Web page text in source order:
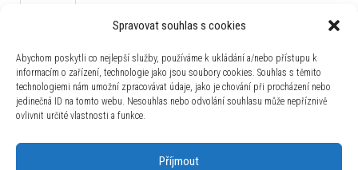
Spravovat souhlas s cookies
Abychom poskytli co nejlepší služby, používáme k ukládání a/nebo přístupu k
informacím o zařízení, technologie jako jsou soubory cookies. Souhlas s těmito
technologiemi nám umožní zpracovávat údaje, jako je chování při procházení nebo
jedinečná ID na tomto webu. Nesouhlas nebo odvolání souhlasu může nepříznivě
ovlivnit určité vlastnosti a funkce.
Příjmout
Maurice Lacroix Eliros Chronograph EL1098-
SS001-110-2
28 600Kč
Timex Chicago TW2W67900BR
4 590Kč